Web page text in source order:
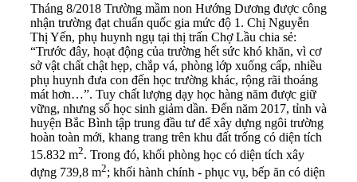
Tháng 8/2018 Trường mầm non Hướng Dương được công
nhận trường đạt chuẩn quốc gia mức độ 1. Chị Nguyễn
Thị Yến, phụ huynh ngụ tại thị trấn Chợ Lầu chia sẻ:
“Trước đây, hoạt động của trường hết sức khó khăn, vì cơ
sở vật chất chật hẹp, chắp vá, phòng lớp xuống cấp, nhiều
phụ huynh đưa con đến học trường khác, rộng rãi thoáng
mát hơn…”. Tuy chất lượng dạy học hàng năm được giữ
vững, nhưng số học sinh giảm dần. Đến năm 2017, tỉnh và
huyện Bắc Bình tập trung đầu tư để xây dựng ngôi trường
hoàn toàn mới, khang trang trên khu đất trống có diện tích
15.832 m2. Trong đó, khối phòng học có diện tích xây
dựng 739,8 m2; khối hành chính - phục vụ, bếp ăn có diện